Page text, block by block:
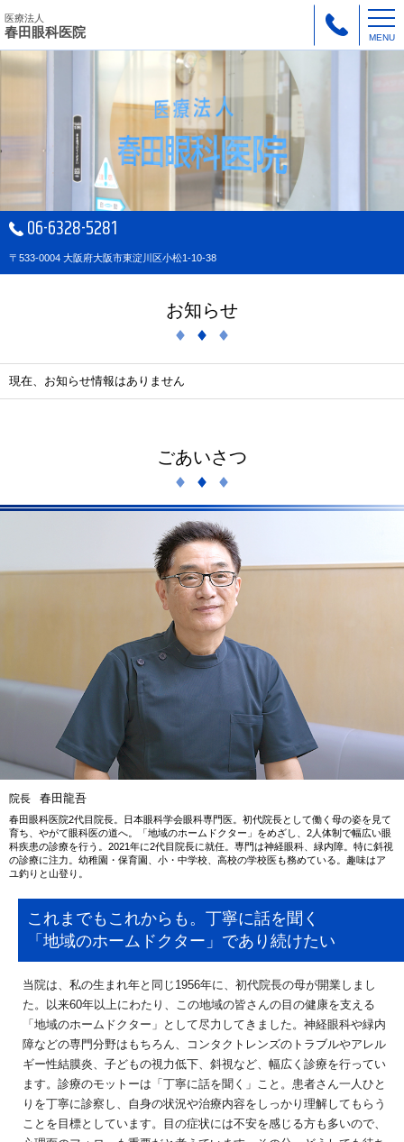
医療法人
春田眼科医院 MENU
06-6328-5281
〒533-0004 大阪府大阪市東淀川区小松1-10-38
お知らせ
現在、お知らせ情報はありません
ごあいさつ
院長 春田龍吾
春田眼科医院2代目院長。日本眼科学会眼科専門医。初代院長として働く母の姿を見て
育ち、やがて眼科医の道へ。「地域のホームドクター」をめざし、2人体制で幅広い眼
科疾患の診療を行う。2021年に2代目院長に就任。専門は神経眼科、緑内障。特に斜視
の診療に注力。幼稚園・保育園、小・中学校、高校の学校医も務めている。趣味はア
ユ釣りと山登り。
これまでもこれからも。丁寧に話を聞く
「地域のホームドクター」であり続けたい
当院は、私の生まれ年と同じ1956年に、初代院長の母が開業しまし
た。以来60年以上にわたり、この地域の皆さんの目の健康を支える
「地域のホームドクター」として尽力してきました。神経眼科や緑内
障などの専門分野はもちろん、コンタクトレンズのトラブルやアレル
ギー性結膜炎、子どもの視力低下、斜視など、幅広く診療を行ってい
ます。診療のモットーは「丁寧に話を聞く」こと。患者さん一人ひと
りを丁寧に診察し、自身の状況や治療内容をしっかり理解してもらう
ことを目標としています。目の症状には不安を感じる方も多いので、